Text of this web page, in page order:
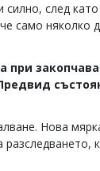
след
само няколко
Нова